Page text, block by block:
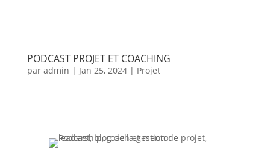
PODCAST PROJET ET COACHING
par admin | Jan 25, 2024| Projet